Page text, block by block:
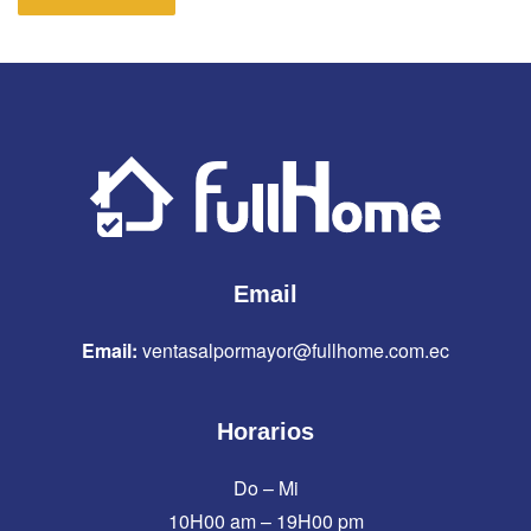
Email
Email: ventasalpormayor@fullhome.com.ec
Horarios
Do – Mi
10H00 am – 19H00 pm